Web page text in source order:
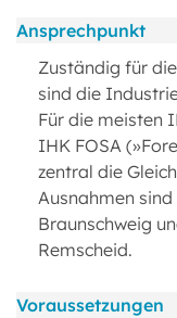
Ansprechpunkt
Zuständig für
sind die
Für die meisten
IHK FOSA
zentral die
Ausnahmen
Braunschweig
Remscheid.
Voraussetzungen